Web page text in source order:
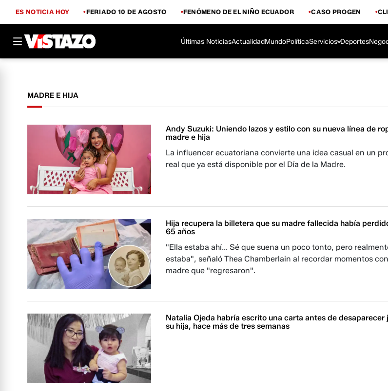
ES NOTICIA HOY FERIADO 10 DE AGOSTO FENÓMENO DE EL NIÑO ECUADOR CASO PROGEN
Últimas NoticiasActualidadMundoPolíticaServicios Deportes
MADRE E HIJA
Andy Suzuki: Uniendo lazos y estilo con su nueva línea de
madre e hija
La influencer ecuatoriana convierte una idea casual en un
real que ya está disponible por el Día de la Madre.
Hija recupera la billetera que su madre fallecida había
65 años
"Ella estaba ahí... Sé que suena un poco tonto, pero
estaba", señaló Thea Chamberlain al recordar momentos
madre que "regresaron".
Natalia Ojeda habría escrito una carta antes de desaparecer
su hija, hace más de tres semanas